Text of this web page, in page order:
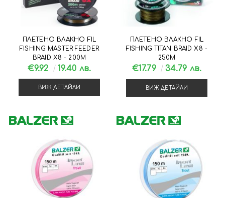
ПЛЕТЕНО ВЛАКНО FIL
FISHING MASTER FEEDER
BRAID X8 - 200М
€9.92 19.40 лв.
ВИЖ ДЕТАЙЛИ
ПЛЕТЕНО ВЛАКНО FIL
FISHING TITAN BRAID X8 -
250М
€17.79 34.79 лв.
ВИЖ ДЕТАЙЛИ